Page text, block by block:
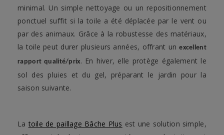
minimal. Un simple nettoyage ou un repositionnement
ponctuel suffit si la toile a été déplacée par le vent ou
par des animaux. Grâce à la robustesse des matériaux,
la toile peut durer plusieurs années, offrant unexcellent
rapport qualité/prix. En hiver, elle protège également le
sol des pluies et du gel, préparant le jardin pour la
saison suivante.
La toile de paillage Bâche Plus est une solution simple,